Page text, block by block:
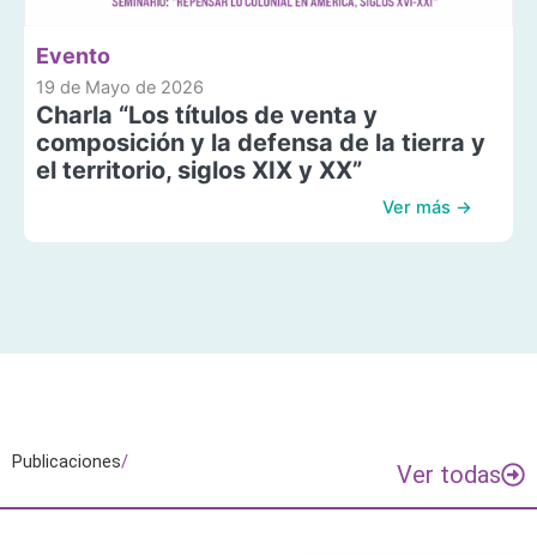
Evento
19 de Mayo de 2026
Charla “Los títulos de venta y
composición y la defensa de la tierra y
el territorio, siglos XIX y XX”
Ver más →
Publicaciones/ Ver todas